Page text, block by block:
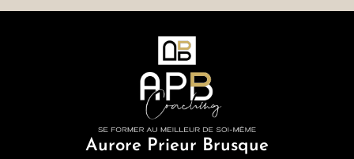
Aurore Prieur Brusque